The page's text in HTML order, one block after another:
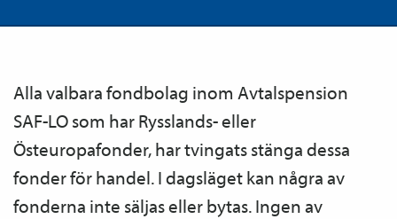
Alla valbara fondbolag inom Avtals­pension
SAF-LO som har Rysslands- eller
Östeuropafonder, har tvingats stänga dessa
fonder för handel. I dagsläget kan några av
fonderna inte säljas eller bytas. Ingen av